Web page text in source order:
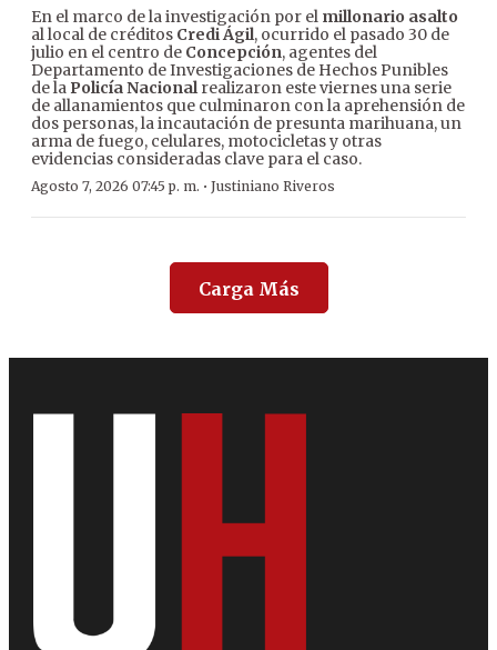
En el marco de la investigación por el millonario asalto
al local de créditos Credi Ágil, ocurrido el pasado 30 de
julio en el centro de Concepción, agentes del
Departamento de Investigaciones de Hechos Punibles
de la Policía Nacionalrealizaron este viernes una serie
de allanamientos que culminaron con la aprehensión de
dos personas, la incautación de presunta marihuana, un
arma de fuego, celulares, motocicletas y otras
evidencias consideradas clave para el caso.
Agosto 7, 2026 07:45 p. m. · Justiniano Riveros
Carga Más